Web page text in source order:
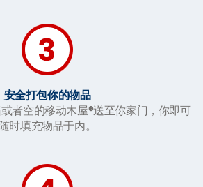
安全打包你的物品
者空的移动木屋®送至你家门，你即可
随时填充物品于内。